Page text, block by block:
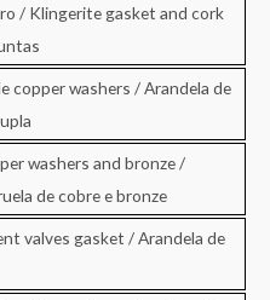
/ Klingerite gasket and cork
copper washers / Arandela de
washers and bronze /
de cobre e bronze
valves gasket / Arandela de